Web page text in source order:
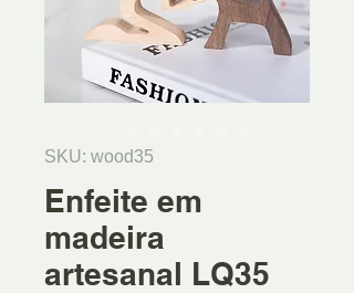
SKU: wood35
Enfeite em
madeira
artesanal LQ35